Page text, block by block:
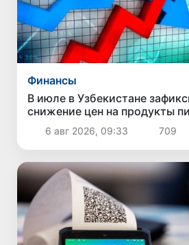
Финансы
В июле в Узбекистане
снижение цен на продукты
стоимости отдельных
6 авг 2026, 09:33 709